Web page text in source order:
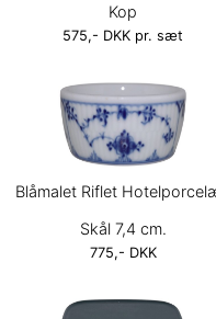
Kop
575,- DKK pr. sæt
Blåmalet Riflet
Skål 7,4 cm.
775,- DKK